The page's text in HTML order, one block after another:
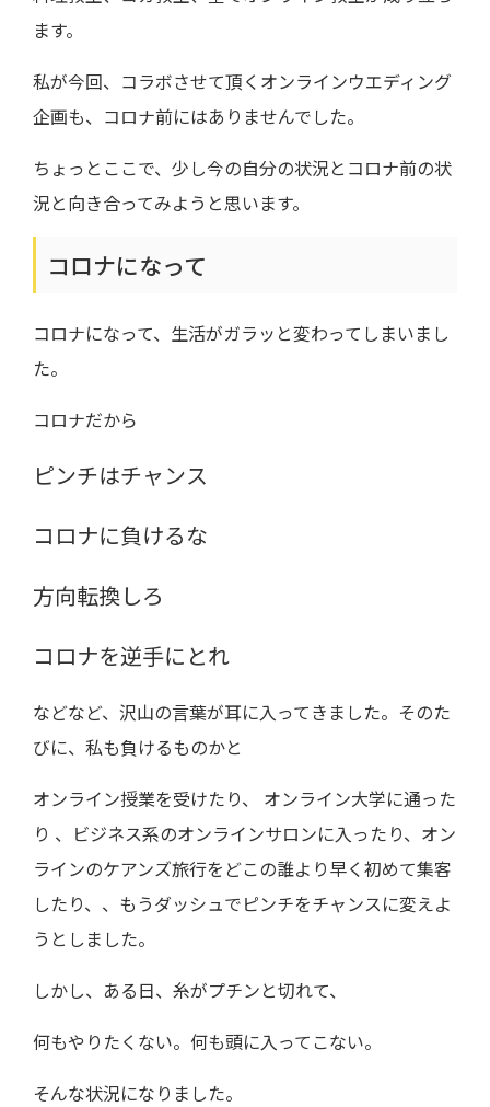
ます。
私が今回、コラボさせて頂くオンラインウエディング
企画も、コロナ前にはありませんでした。
ちょっとここで、少し今の自分の状況とコロナ前の状
況と向き合ってみようと思います。
コロナになって
コロナになって、生活がガラッと変わってしまいまし
た。
コロナだから
ピンチはチャンス
コロナに負けるな
方向転換しろ
コロナを逆手にとれ
などなど、沢山の言葉が耳に入ってきました。そのた
びに、私も負けるものかと
オンライン授業を受けたり、 オンライン大学に通った
り 、ビジネス系のオンラインサロンに入ったり、オン
ラインのケアンズ旅行をどこの誰より早く初めて集客
したり、、もうダッシュでピンチをチャンスに変えよ
うとしました。
しかし、ある日、糸がプチンと切れて、
何もやりたくない。何も頭に入ってこない。
そんな状況になりました。